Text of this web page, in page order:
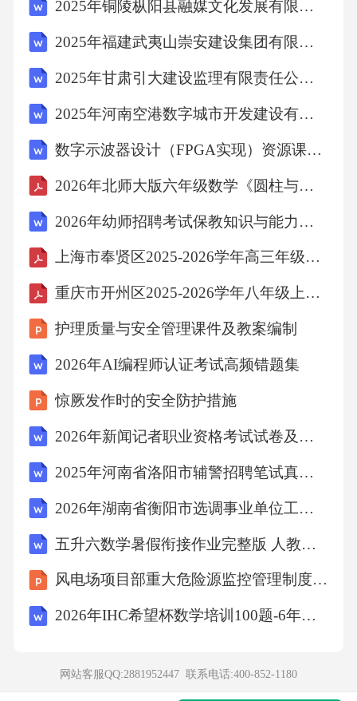
C.金属线向左振动的过程中，线圈中有逆时针
方向的感应电流
D.金属线中通过载有音乐信号的电流时扬声器
没有声音
5.某同学将一底面半径为〃、高为£的圆柱形绝
缘竹笼改造成仓鼠玩具。如图，在竹笼柱面
上平行于轴线固定有一长为A的轻质金属棒，其
两端通过导线连接一电阻为A的小灯泡，竹
笼所在区域存在竖直向上、磁感应强度大小为8
的匀强磁场。若仓鼠在竹笼中奔跑时，竹笼
绕水平中轴线以角速度。匀速转动，小灯泡电
阻视为不变，不计其他电阻，则竹笼转动一圈
小灯泡消耗的电能为（）
2/8
▲8
2025年铜陵枞阳县融媒文化发展有限公司招聘见习人员1名笔试历年难易错考点试卷带答案解析
2025年福建武夷山崇安建设集团有限公司社会公开招聘7人笔试历年备考题库附带答案详解
2025年甘肃引大建设监理有限责任公司招聘笔试历年常考点试题专练附带答案详解
2025年河南空港数字城市开发建设有限公司第三批社会公开招聘20人笔试历年典型考点题库附带答案详解
数字示波器设计（FPGA实现）资源课程设计
2026年北师大版六年级数学《圆柱与圆锥》教案
2026年幼师招聘考试保教知识与能力仿真题
上海市奉贤区2025-2026学年高三年级下册二模物理试卷（试卷+解析）
重庆市开州区2025-2026学年八年级上学期期末语文试题（无答案）
护理质量与安全管理课件及教案编制
2026年AI编程师认证考试高频错题集
惊厥发作时的安全防护措施
2026年新闻记者职业资格考试试卷及答案（共十七套）
2025年河南省洛阳市辅警招聘笔试真题（含答案）
2026年湖南省衡阳市选调事业单位工作人员考试（公共基础知识及公文写作）综合能力测试题及答案
五升六数学暑假衔接作业完整版 人教部编版（可直接打印）
风电场项目部重大危险源监控管理制度培训
2026年IHC希望杯数学培训100题-6年级+答案
网站客服QQ:2881952447 联系电话:400-852-1180